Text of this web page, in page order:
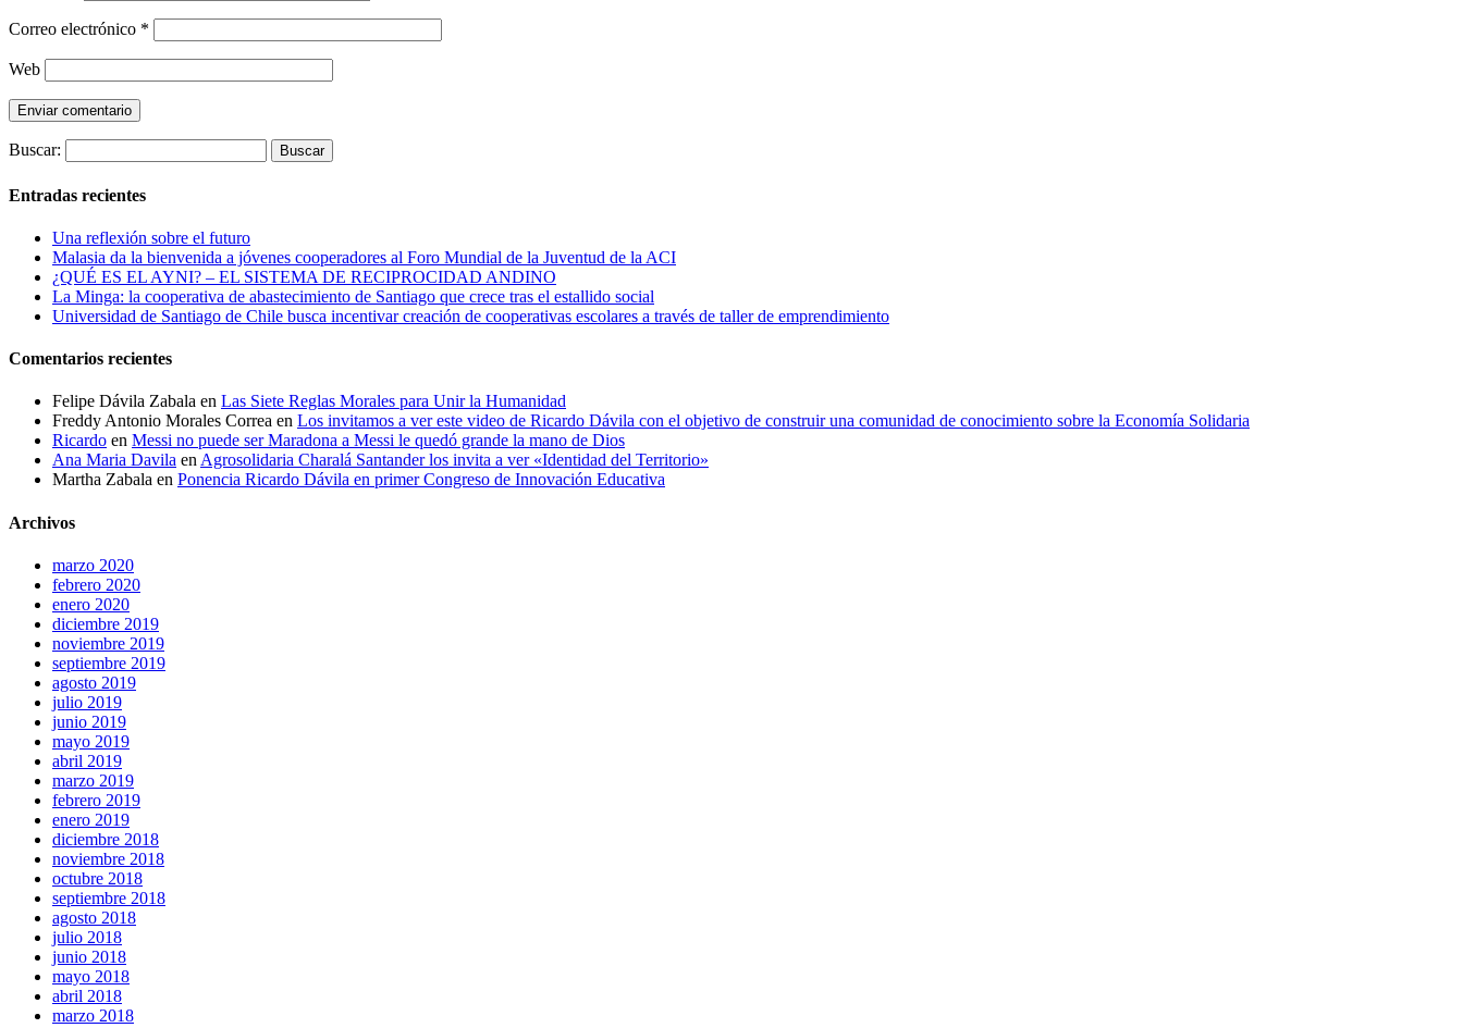
Correo electrónico *
Web
Buscar:
Entradas recientes
Una reflexión sobre el futuro
Malasia da la bienvenida a jóvenes cooperadores al Foro Mundial de la Juventud de la ACI
¿QUÉ ES EL AYNI? – EL SISTEMA DE RECIPROCIDAD ANDINO
La Minga: la cooperativa de abastecimiento de Santiago que crece tras el estallido social
Universidad de Santiago de Chile busca incentivar creación de cooperativas escolares a través de taller de emprendimiento
Comentarios recientes
Felipe Dávila Zabala en Las Siete Reglas Morales para Unir la Humanidad
Freddy Antonio Morales Correa en Los invitamos a ver este video de Ricardo Dávila con el objetivo de construir una comunidad de conocimiento sobre la Economía Solidaria
Ricardo en Messi no puede ser Maradona a Messi le quedó grande la mano de Dios
Ana Maria Davila en Agrosolidaria Charalá Santander los invita a ver «Identidad del Territorio»
Martha Zabala en Ponencia Ricardo Dávila en primer Congreso de Innovación Educativa
Archivos
marzo 2020
febrero 2020
enero 2020
diciembre 2019
noviembre 2019
septiembre 2019
agosto 2019
julio 2019
junio 2019
mayo 2019
abril 2019
marzo 2019
febrero 2019
enero 2019
diciembre 2018
noviembre 2018
octubre 2018
septiembre 2018
agosto 2018
julio 2018
junio 2018
mayo 2018
abril 2018
marzo 2018